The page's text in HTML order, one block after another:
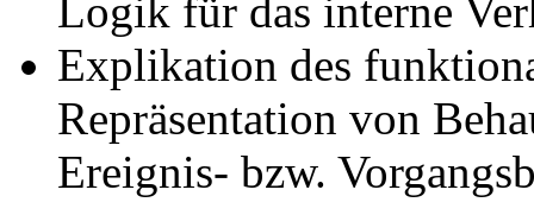
Logik für das interne
Explikation des
Repräsentation von
Ereignis- bzw.